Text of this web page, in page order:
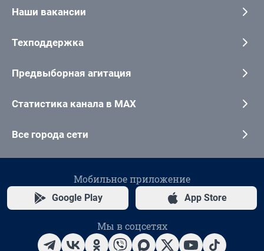
Наши вакансии
Техподдержка
Предвыборная агитация
Статистика канала в MAX
Все города сети
Мобильное приложение
Google Play App Store
Мы в соцсетях